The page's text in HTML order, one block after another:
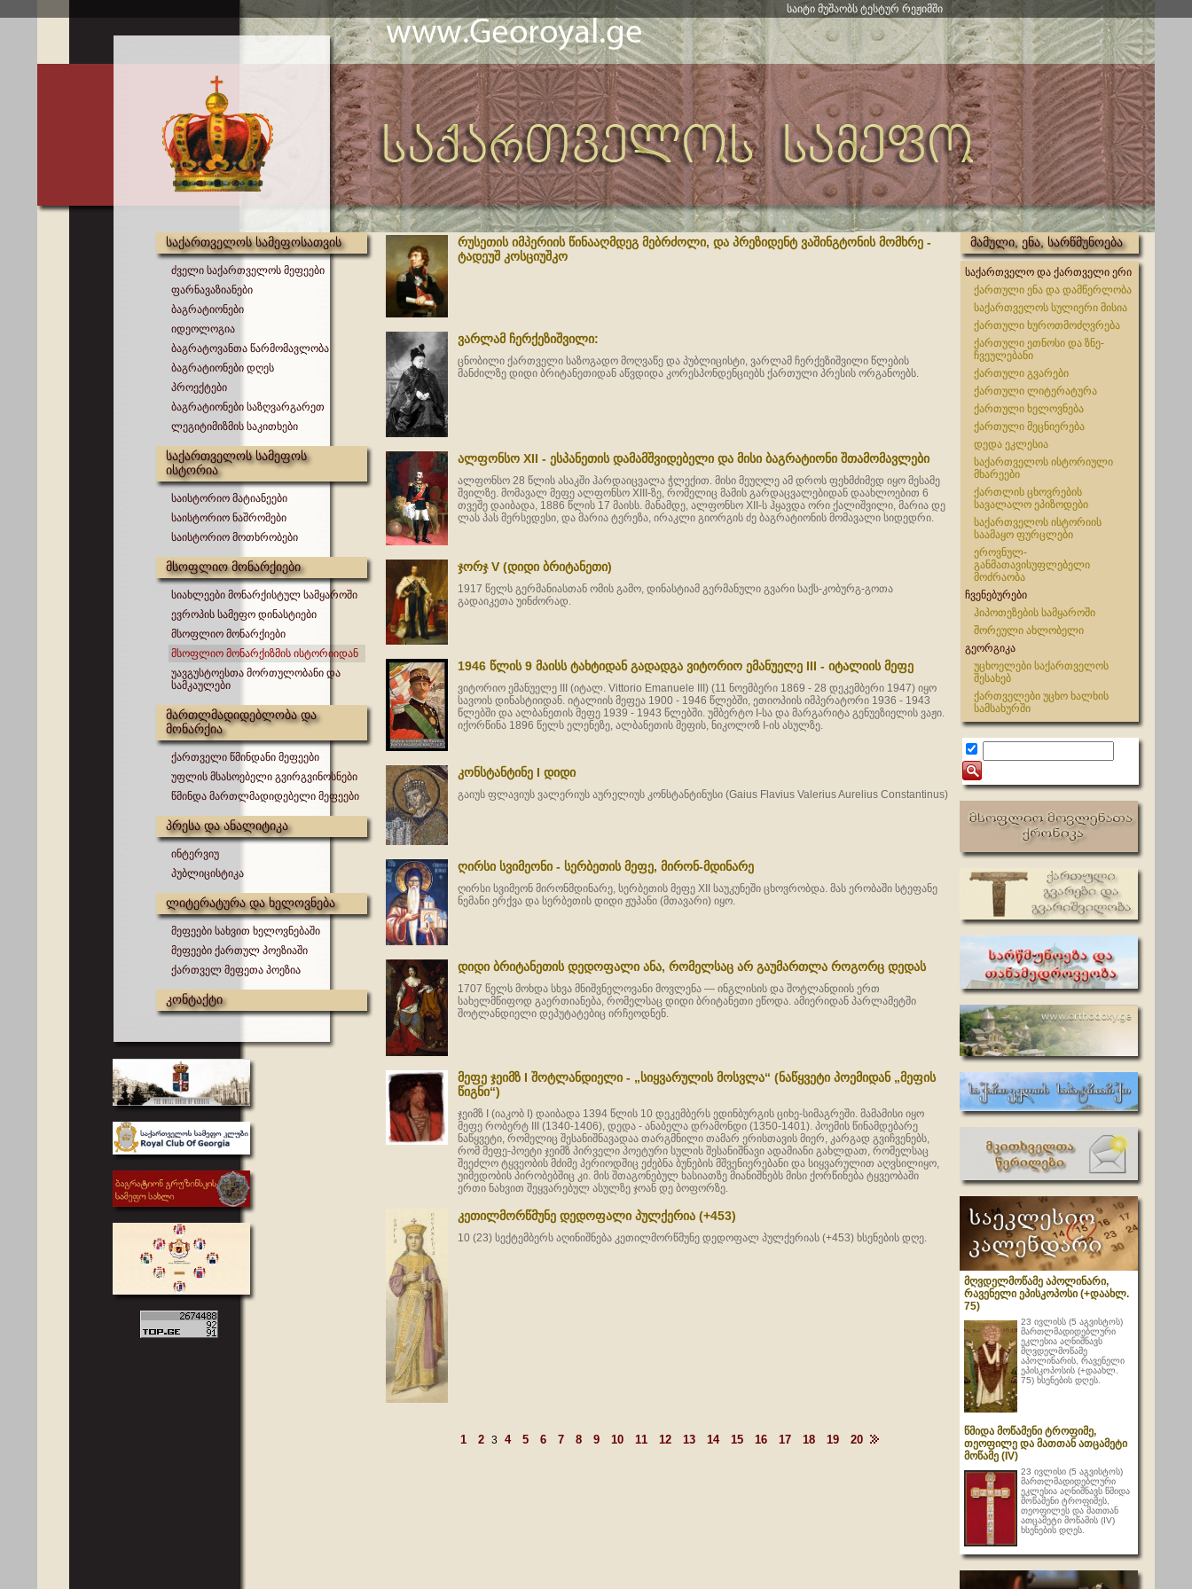
საიტი მუშაობს ტესტურ რეჟიმში
საქართველოს სამეფოსათვის
ძველი საქართველოს მეფეები
ფარნავაზიანები
ბაგრატიონები
იდეოლოგია
ბაგრატოვანთა წარმომავლობა
ბაგრატიონები დღეს
პროექტები
ბაგრატიონები საზღვარგარეთ
ლეგიტიმიზმის საკითხები
საქართველოს სამეფოს
ისტორია
საისტორიო მატიანეები
საისტორიო ნაშრომები
საისტორიო მოთხრობები
მსოფლიო მონარქიები
სიახლეები მონარქისტულ სამყაროში
ევროპის სამეფო დინასტიები
მსოფლიო მონარქიები
მსოფლიო მონარქიზმის ისტორიიდან
უავგუსტოესთა მორთულობანი და
სამკაულები
მართლმადიდებლობა და
მონარქია
ქართველი წმინდანი მეფეები
უფლის მსასოებელი გვირგვინოსნები
წმინდა მართლმადიდებელი მეფეები
პრესა და ანალიტიკა
ინტერვიუ
პუბლიცისტიკა
ლიტერატურა და ხელოვნება
მეფეები სახვით ხელოვნებაში
მეფეები ქართულ პოეზიაში
ქართველ მეფეთა პოეზია
კონტაქტი
რუსეთის იმპერიის წინააღმდეგ მებრძოლი, და პრეზიდენტ ვაშინგტონის მომხრე -
ტადეუშ კოსციუშკო
ვარლამ ჩერქეზიშვილი:
ცნობილი ქართველი საზოგადო მოღვაწე და პუბლიცისტი, ვარლამ ჩერქეზიშვილი წლების
მანძილზე დიდი ბრიტანეთიდან აწვდიდა კორესპონდენციებს ქართული პრესის ორგანოებს.
ალფონსო XII - ესპანეთის დამამშვიდებელი და მისი ბაგრატიონი შთამომავლები
ალფონსო 28 წლის ასაკში ჰარდაიცვალა ჭლექით. მისი მეუღლე ამ დროს ფეხმძიმედ იყო მესამე
შვილზე. მომავალ მეფე ალფონსო XIII-ზე, რომელიც მამის გარდაცვალებიდან დაახლოებით 6
თვეშე დაიბადა, 1886 წლის 17 მაისს. მანამდე, ალფონსო XII-ს ჰყავდა ორი ქალიშვილი, მარია დე
ლას პას მერსედესი, და მარია ტერეზა, ირაკლი გიორგის ძე ბაგრატიონის მომავალი სიდედრი.
ჯორჯ V (დიდი ბრიტანეთი)
1917 წელს გერმანიასთან ომის გამო, დინასტიამ გერმანული გვარი საქს-კობურგ-გოთა
გადაიკეთა უინძორად.
1946 წლის 9 მაისს ტახტიდან გადადგა ვიტორიო ემანუელე III - იტალიის მეფე
ვიტორიო ემანუელე III (იტალ. Vittorio Emanuele III) (11 ნოემბერი 1869 - 28 დეკემბერი 1947) იყო
სავოის დინასტიიდან. იტალიის მეფეა 1900 - 1946 წლებში, ეთიოპიის იმპერატორი 1936 - 1943
წლებში და ალბანეთის მეფე 1939 - 1943 წლებში. უმბერტო I-სა და მარგარიტა გენუეზიელის ვაჟი.
იქორწინა 1896 წელს ელენეზე, ალბანეთის მეფის, ნიკოლოზ I-ის ასულზე.
კონსტანტინე I დიდი
გაიუს ფლავიუს ვალერიუს აურელიუს კონსტანტინუსი (Gaius Flavius Valerius Aurelius Constantinus)
ღირსი სვიმეონი - სერბეთის მეფე, მირონ-მდინარე
ღირსი სვიმეონ მირონმდინარე, სერბეთის მეფე XII საუკუნეში ცხოვრობდა. მას ერობაში სტეფანე
ნემანი ერქვა და სერბეთის დიდი ჟუპანი (მთავარი) იყო.
დიდი ბრიტანეთის დედოფალი ანა, რომელსაც არ გაუმართლა როგორც დედას
1707 წელს მოხდა სხვა მნიშვნელოვანი მოვლენა — ინგლისის და შოტლანდიის ერთ
სახელმწიფოდ გაერთიანება, რომელსაც დიდი ბრიტანეთი ეწოდა. ამიერიდან პარლამეტში
შოტლანდიელი დეპუტატებიც ირჩეოდნენ.
მეფე ჯეიმზ I შოტლანდიელი - „სიყვარულის მოსვლა“ (ნაწყვეტი პოემიდან „მეფის
წიგნი“)
ჯეიმზ I (იაკობ I) დაიბადა 1394 წლის 10 დეკემბერს ედინბურგის ციხე-სიმაგრეში. მამამისი იყო
მეფე რობერტ III (1340-1406), დედა - ანაბელა დრამონდი (1350-1401). პოემის წინამდებარე
ნაწყვეტი, რომელიც შესანიშნავადაა თარგმნილი თამარ ერისთავის მიერ, კარგად გვიჩვენებს,
რომ მეფე-პოეტი ჯეიმზ პირველი პოეტური სულის შესანიშნავი ადამიანი გახლდათ, რომელსაც
შეეძლო ტყვეობის მძიმე პერიოდშიც ეძებნა ბუნების მშვენიერებანი და სიყვარულით აღვსილიყო,
უიმედობის პირობებშიც კი. მის შთაგონებულ ხასიათზე მიანიშნებს მისი ქორწინება ტყვეობაში
ერთი ნახვით შეყვარებულ ასულზე ჯოან დე ბოფორზე.
კეთილმორწმუნე დედოფალი პულქერია (+453)
10 (23) სექტემბერს აღინიშნება კეთილმორწმუნე დედოფალ პულქერიას (+453) ხსენების დღე.
1 2 3 4 5 6 7 8 9 10 11 12 13 14 15 16 17 18 19 20
მამული, ენა, სარწმუნოება
საქართველო და ქართველი ერი
ქართული ენა და დამწერლობა
საქართველოს სულიერი მისია
ქართული ხუროთმოძღვრება
ქართული ეთნოსი და ზნე-
ჩვეულებანი
ქართული გვარები
ქართული ლიტერატურა
ქართული ხელოვნება
ქართული მეცნიერება
დედა ეკლესია
საქართველოს ისტორიული
მხარეები
ქართლის ცხოვრების
სავალალო ეპიზოდები
საქართველოს ისტორიის
საამაყო ფურცლები
ეროვნულ-
განმათავისუფლებელი
მოძრაობა
ჩვენებურები
ჰიპოთეზების სამყაროში
შორეული ახლობელი
გეორგიკა
უცხოელები საქართველოს
შესახებ
ქართველები უცხო ხალხის
სამსახურში
მღვდელმოწამე აპოლინარი,
რავენელი ეპისკოპოსი (+დაახლ.
75)
23 ივლისს (5 აგვისტოს)
მართლმადიდებლური
ეკლესია აღნიშნავს
მღვდელმოწამე
აპოლინარის, რავენელი
ეპისკოპოსის (+დაახლ.
75) ხსენების დღეს.
წმიდა მოწამენი ტროფიმე,
თეოფილე და მათთან ათცამეტი
მოწამე (IV)
23 ივლისი (5 აგვისტოს)
მართლმადიდებლური
ეკლესია აღნიშნავს წმიდა
მოწამენი ტროფიმეს,
თეოფილეს და მათთან
ათცამეტი მოწამის (IV)
ხსენების დღეს.